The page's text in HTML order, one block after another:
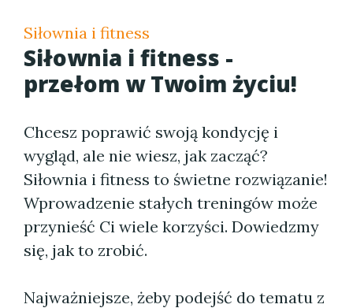
Siłownia i fitness
Siłownia i fitness -
przełom w Twoim życiu!
Chcesz poprawić swoją kondycję i
wygląd, ale nie wiesz, jak zacząć?
Siłownia i fitness to świetne rozwiązanie!
Wprowadzenie stałych treningów może
przynieść Ci wiele korzyści. Dowiedzmy
się, jak to zrobić.
Najważniejsze, żeby podejść do tematu z